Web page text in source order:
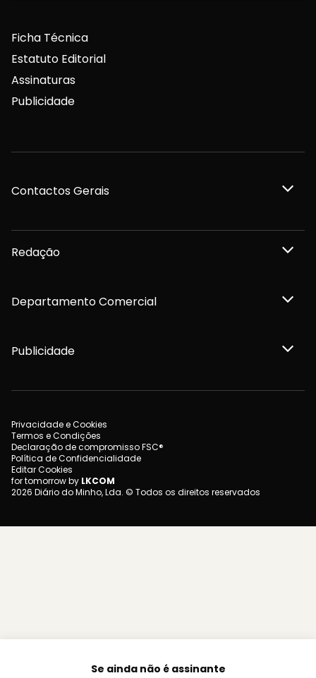
Se ainda não é assinante
Ficha Técnica
Estatuto Editorial
Assinaturas
Publicidade
Contactos Gerais
Redação
Departamento Comercial
Publicidade
Privacidade e Cookies
Termos e Condições
Declaração de compromisso FSC®
Política de Confidencialidade
Editar Cookies
for tomorrow by LKCOM
2026 Diário do Minho, Lda. © Todos os direitos reservados